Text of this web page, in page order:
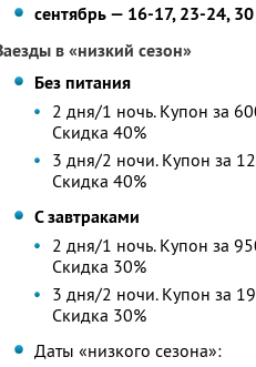
сентябрь — 16-17, 23-24, 30
в «низкий сезон»
Без питания
2 дня/1 ночь. Купон за
Скидка 40%
3 дня/2 ночи. Купон за
Скидка 40%
С завтраками
2 дня/1 ночь. Купон за
Скидка 30%
3 дня/2 ночи. Купон за
Скидка 30%
Даты «низкого сезона»: